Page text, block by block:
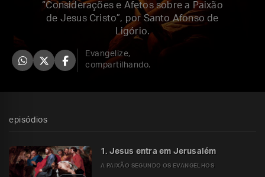
“Considerações e Afetos sobre a Paixão
de Jesus Cristo”, por Santo Afonso de
Ligório.
Evangelize,
compartilhando.
episódios
1. Jesus entra em Jerusalém
A PAIXÃO SEGUNDO OS EVANGELHOS